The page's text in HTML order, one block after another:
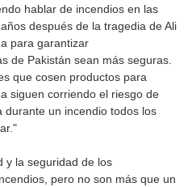
hablar de incendios en las
después de la tragedia de Ali
para garantizar
de Pakistán sean más seguras.
que cosen productos para
siguen corriendo el riesgo de
un incendio todos los
y la seguridad de los
pero no son más que un